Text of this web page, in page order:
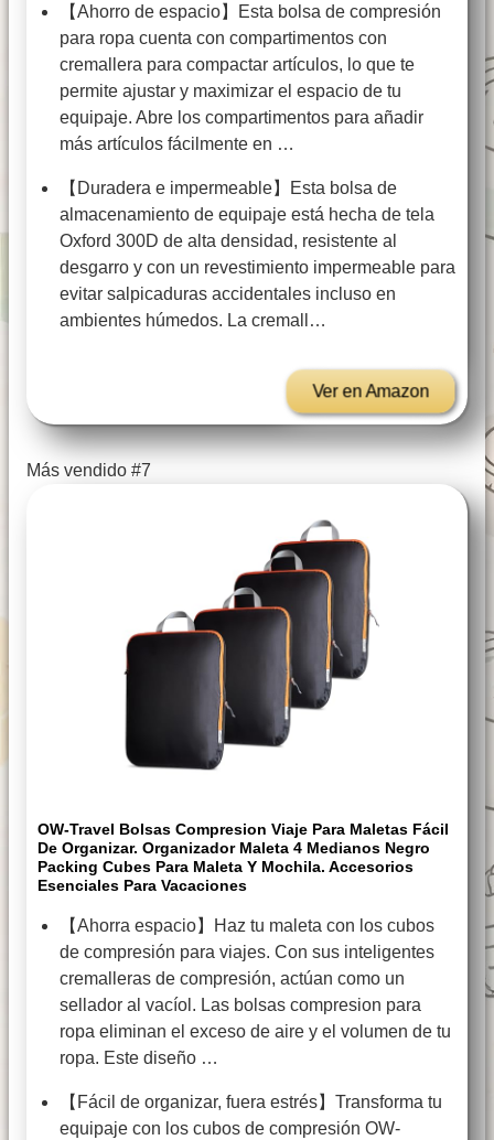
【Ahorro de espacio】Esta bolsa de compresión
para ropa cuenta con compartimentos con
cremallera para compactar artículos, lo que te
permite ajustar y maximizar el espacio de tu
equipaje. Abre los compartimentos para añadir
más artículos fácilmente en …
【Duradera e impermeable】Esta bolsa de
almacenamiento de equipaje está hecha de tela
Oxford 300D de alta densidad, resistente al
desgarro y con un revestimiento impermeable para
evitar salpicaduras accidentales incluso en
ambientes húmedos. La cremall…
Ver en Amazon
Más vendido #7
OW-Travel Bolsas Compresion Viaje Para Maletas Fácil
De Organizar. Organizador Maleta 4 Medianos Negro
Packing Cubes Para Maleta Y Mochila. Accesorios
Esenciales Para Vacaciones
【Ahorra espacio】Haz tu maleta con los cubos
de compresión para viajes. Con sus inteligentes
cremalleras de compresión, actúan como un
sellador al vacíol. Las bolsas compresion para
ropa eliminan el exceso de aire y el volumen de tu
ropa. Este diseño …
【Fácil de organizar, fuera estrés】Transforma tu
equipaje con los cubos de compresión OW-